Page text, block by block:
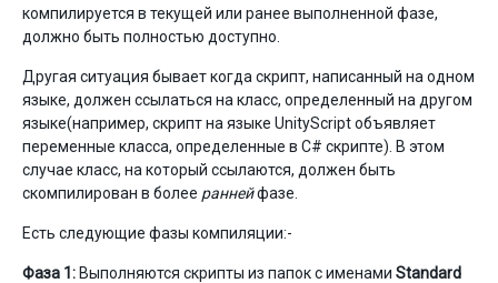
компилируется в текущей или ранее выполненной фазе,
должно быть полностью доступно.
Другая ситуация бывает когда скрипт, написанный на одном
языке, должен ссылаться на класс, определенный на другом
языке(например, скрипт на языке UnityScript объявляет
переменные класса, определенные в C# скрипте). В этом
случае класс, на который ссылаются, должен быть
скомпилирован в более раннейфазе.
Есть следующие фазы компиляции:-
Фаза 1: Выполняются скрипты из папок с именами Standard